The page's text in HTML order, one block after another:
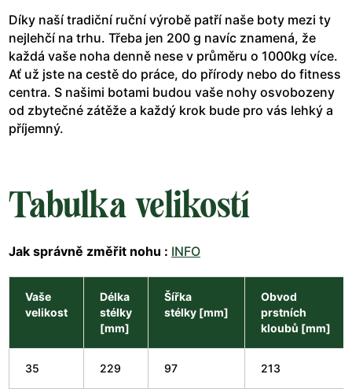
Díky naší tradiční ruční výrobě patří naše boty mezi ty
nejlehčí na trhu. Třeba jen 200 g navíc znamená, že
každá vaše noha denně nese v průměru o 1000kg více.
Ať už jste na cestě do práce, do přírody nebo do fitness
centra. S našimi botami budou vaše nohy osvobozeny
od zbytečné zátěže a každý krok bude pro vás lehký a
příjemný.
Tabulka velikostí
Jak správně změřit nohu : INFO
Vaše
velikost
Délka
stélky
[mm]
Šířka
stélky [mm]
Obvod
prstních
kloubů [mm]
35 229 97 213